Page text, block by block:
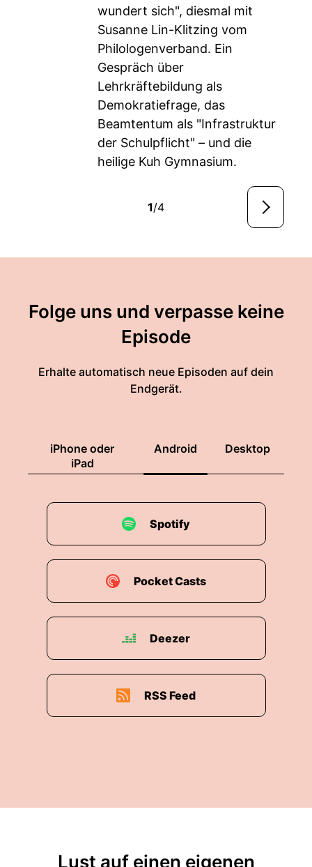
wundert sich", diesmal mit
Susanne Lin-Klitzing vom
Philologenverband. Ein
Gespräch über
Lehrkräftebildung als
Demokratiefrage, das
Beamtentum als "Infrastruktur
der Schulpflicht" – und die
heilige Kuh Gymnasium.
1/4
Folge uns und verpasse keine
Episode
Erhalte automatisch neue Episoden auf dein
Endgerät.
iPhone oder
iPad
Android Desktop
Spotify
Pocket Casts
Deezer
RSS Feed
Lust auf einen eigenen